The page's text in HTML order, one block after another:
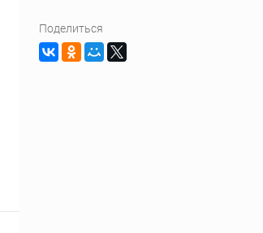
Поделиться